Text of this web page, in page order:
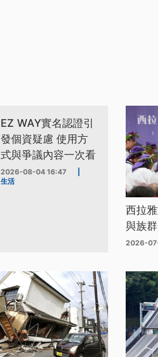
EZ WAY實名認證引
發個資疑慮 使用方
式與爭議內容一次看
2026-08-04 16:47
生活
西拉
與族
2026-